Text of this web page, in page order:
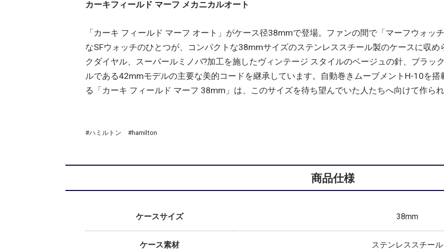
カーキフィールド マーフ メカニカルオート
「カーキ フィールド マーフ オート」がケース径38mmで登場。ファンの間で「マーフウォッ
なSFウォッチのひとつが、コンパクトな38mmサイズのステンレススチール製のケースに収め
クダイヤル、スーパールミノバ?加工を施したヴィンテージ スタイルのベージュの針、ブラッ
ルである42mmモデルの主要な美的コードを継承しています。自動巻きムーブメントH-10を
る「カーキ フィールド マーフ 38mm」は、このサイズを待ち望んでいた人たちへ向けて作ら
#ハミルトン #hamilton
商品仕様
ケースサイズ 38mm
ケース素材 ステンレススチール